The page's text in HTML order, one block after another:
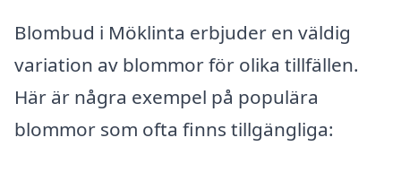
Blombud i Möklinta erbjuder en väldig
variation av blommor för olika tillfällen.
Här är några exempel på populära
blommor som ofta finns tillgängliga: